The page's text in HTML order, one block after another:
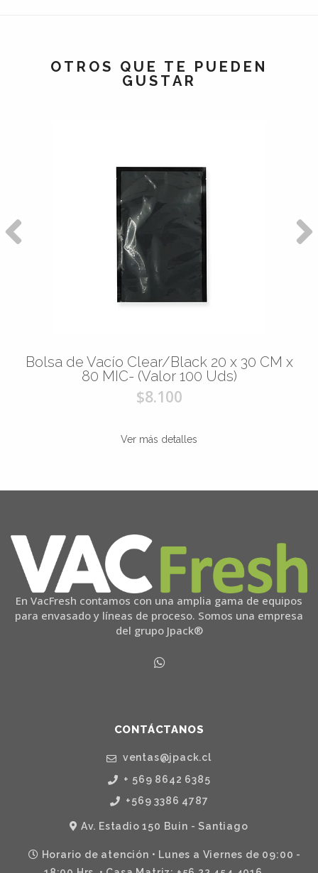
OTROS QUE TE PUEDEN
GUSTAR
Bolsa de Vacío Clear/Black 20 x 30 CM x
80 MIC- (Valor 100 Uds)
$8.100
Ver más detalles
En VacFresh contamos con una amplia gama de equipos
para envasado y líneas de proceso. Somos una empresa
del grupo Jpack®
CONTÁCTANOS
ventas@jpack.cl
+ 569 8642 6385
+569 3386 4787
Av. Estadio 150 Buin - Santiago
Horario de atención • Lunes a Viernes de 09:00 -